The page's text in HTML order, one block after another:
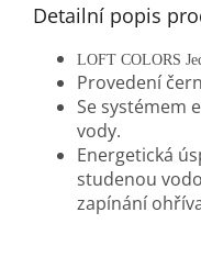
Detailní popis
LOFT COLORS
Provedení
Se systémem
vody.
Energetická
studenou
zapínání